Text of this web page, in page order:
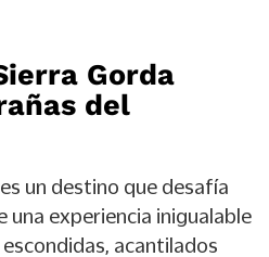
Gorda
del
un destino que desafía
experiencia inigualable
escondidas, acantilados